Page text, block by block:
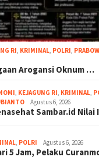
RI, KRIMINAL, POLRI,
Arogansi Oknum …
, KEJAGUNG RI, KRIMINAL,
Agustus 6, 2026
Sambar.id
, POLRI Agustus 6, 2026
5 Jam, Pelaku